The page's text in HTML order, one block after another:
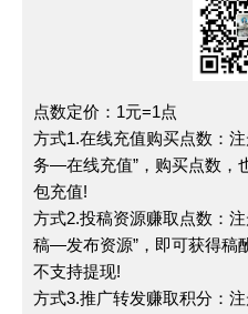
点数定价：1元=1点
方式1.在线充值购买点数：
务—在线充值”，购买点数，
包充值!
方式2.投稿资源赚取点数：
稿—发布资源”，即可获得稿
不支持提现!
方式3.推广转发赚取积分：